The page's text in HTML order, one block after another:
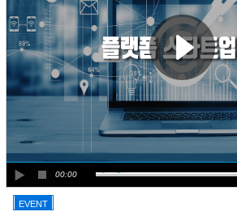
00:00
EVENT